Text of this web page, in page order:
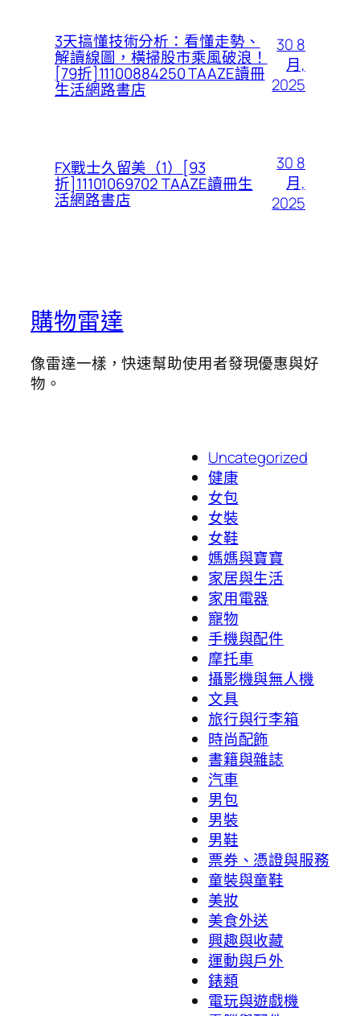
3天搞懂技術分析：看懂走勢、
解讀線圖，橫掃股市乘風破浪！
[79折]11100884250 TAAZE讀冊
生活網路書店
30 8
月,
2025
FX戰士久留美（1）[93
折]11101069702 TAAZE讀冊生
活網路書店
30 8
月,
2025
購物雷達
像雷達一樣，快速幫助使用者發現優惠與好
物。
Uncategorized
健康
女包
女裝
女鞋
媽媽與寶寶
家居與生活
家用電器
寵物
手機與配件
摩托車
攝影機與無人機
文具
旅行與行李箱
時尚配飾
書籍與雜誌
汽車
男包
男裝
男鞋
票券、憑證與服務
童裝與童鞋
美妝
美食外送
興趣與收藏
運動與戶外
錶類
電玩與遊戲機